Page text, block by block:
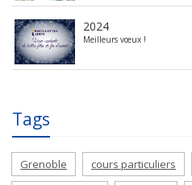
2024
Meilleurs vœux !
Tags
Grenoble cours particuliers